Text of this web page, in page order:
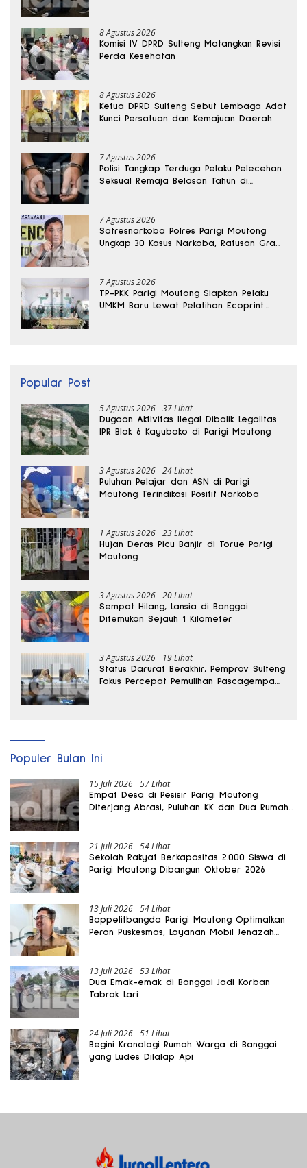
8 Agustus 2026
Komisi IV DPRD Sulteng Matangkan Revisi
Perda Kesehatan
8 Agustus 2026
Ketua DPRD Sulteng Sebut Lembaga Adat
Kunci Persatuan dan Kemajuan Daerah
7 Agustus 2026
Polisi Tangkap Terduga Pelaku Pelecehan
Seksual Remaja Belasan Tahun di
7 Agustus 2026
Satresnarkoba Polres Parigi Moutong
Ungkap 30 Kasus Narkoba, Ratusan Gram
7 Agustus 2026
TP-PKK Parigi Moutong Siapkan Pelaku
UMKM Baru Lewat Pelatihan Ecoprint
Popular Post
5 Agustus 2026 37 Lihat
Dugaan Aktivitas Ilegal Dibalik Legalitas
IPR Blok 6 Kayuboko di Parigi Moutong
3 Agustus 2026 24 Lihat
Puluhan Pelajar dan ASN di Parigi
Moutong Terindikasi Positif Narkoba
1 Agustus 2026 23 Lihat
Hujan Deras Picu Banjir di Torue Parigi
Moutong
3 Agustus 2026 20 Lihat
Sempat Hilang, Lansia di Banggai
Ditemukan Sejauh 1 Kilometer
3 Agustus 2026 19 Lihat
Status Darurat Berakhir, Pemprov Sulteng
Fokus Percepat Pemulihan Pascagempa
Populer Bulan Ini
15 Juli 2026 57 Lihat
Empat Desa di Pesisir Parigi Moutong
Diterjang Abrasi, Puluhan KK dan Dua Rumah
21 Juli 2026 54 Lihat
Sekolah Rakyat Berkapasitas 2.000 Siswa di
Parigi Moutong Dibangun Oktober 2026
13 Juli 2026 54 Lihat
Bappelitbangda Parigi Moutong Optimalkan
Peran Puskesmas, Layanan Mobil Jenazah
13 Juli 2026 53 Lihat
Dua Emak-emak di Banggai Jadi Korban
Tabrak Lari
24 Juli 2026 51 Lihat
Begini Kronologi Rumah Warga di Banggai
yang Ludes Dilalap Api